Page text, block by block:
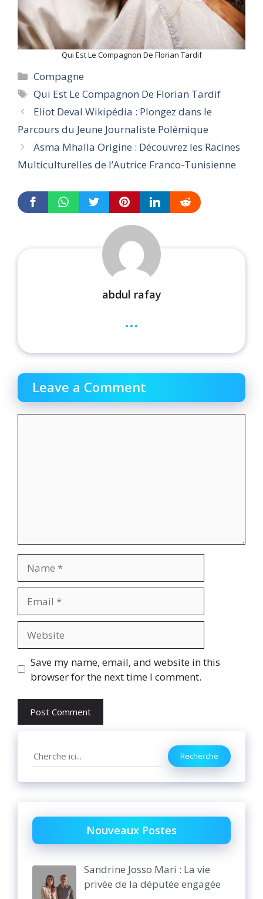
Qui Est Le Compagnon De Florian Tardif
Categories
Compagne
Tags
Qui Est Le Compagnon De Florian Tardif
Eliot Deval Wikipédia : Plongez dans le
Parcours du Jeune Journaliste Polémique
Asma Mhalla Origine : Découvrez les Racines
Multiculturelles de l’Autrice Franco-Tunisienne
abdul rafay
...
Leave a Comment
Save my name, email, and website in this
browser for the next time I comment.
Search Recherche
Nouveaux Postes
Sandrine Josso Mari : La vie
privée de la députée engagée